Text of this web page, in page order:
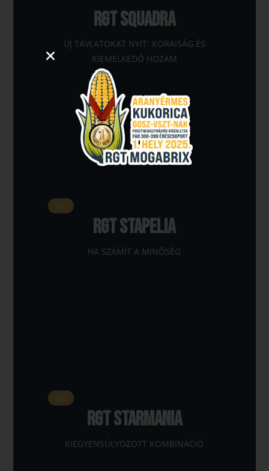
RGT SQUADRA
ÚJ TÁVLATOKAT NYIT: KORAISÁG ÉS
KIEMELKEDŐ HOZAM
Új
RGT STAPELIA
HA SZÁMÍT A MINŐSÉG
Új
RGT Starmania
KIEGYENSÚLYOZOTT KOMBINÁCIÓ